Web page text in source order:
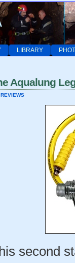
LIBRARY
Aqualung
REVIEWS
second